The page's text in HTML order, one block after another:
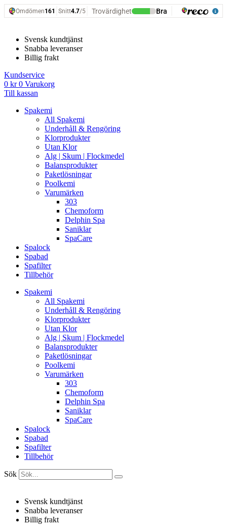
Hoppa
till
Svensk kundtjänst
Snabba leveranser
Billig frakt
Kundservice
0 kr 0 Varukorg
Till kassan
Spakemi
All Spakemi
Underhåll & Rengöring
Klorprodukter
Utan Klor
Alg | Skum | Flockmedel
Balansprodukter
Paketlösningar
Poolkemi
Varumärken
303
Chemoform
Delphin Spa
Saniklar
SpaCare
Spalock
Spabad
Spafilter
Tillbehör
Spakemi
All Spakemi
Underhåll & Rengöring
Klorprodukter
Utan Klor
Alg | Skum | Flockmedel
Balansprodukter
Paketlösningar
Poolkemi
Varumärken
303
Chemoform
Delphin Spa
Saniklar
SpaCare
Spalock
Spabad
Spafilter
Tillbehör
Sök
Svensk kundtjänst
Snabba leveranser
Billig frakt